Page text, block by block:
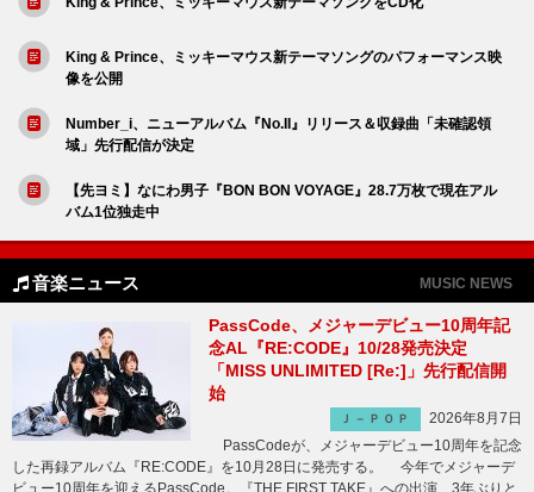
King & Prince、ミッキーマウス新テーマソングのパフォーマンス映
像を公開
Number_i、ニューアルバム『No.II』リリース＆収録曲「未確認領
域」先行配信が決定
【先ヨミ】なにわ男子『BON BON VOYAGE』28.7万枚で現在アル
バム1位独走中
音楽ニュース MUSIC NEWS
PassCode、メジャーデビュー10周年記
念AL『RE:CODE』10/28発売決定
「MISS UNLIMITED [Re:]」先行配信開
始
Ｊ－ＰＯＰ
2026年8月7日
PassCodeが、メジャーデビュー10周年を記念
した再録アルバム『RE:CODE』を10月28日に発売する。 今年でメジャーデ
ビュー10周年を迎えるPassCode。『THE FIRST TAKE』への出演、3年ぶりと